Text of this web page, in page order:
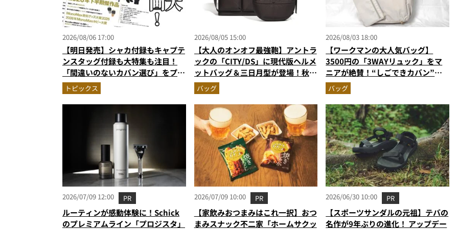
2026/08/06 17:00
【明日発売】シャカ付録もキャプテ
ンスタッグ付録も大特集も注目！
「間違いのないカバン選び」をプロ
がジャッジ・MonoMax9月号の目
次を公開
トピックス
2026/08/05 15:00
【大人のオンオフ最強鞄】アントラ
ックの「CITY/DS」に現代版ヘルメ
ットバッグ＆三日月型が登場！秋服
に絶対合う新色モールブラウンが傑
作
バッグ
2026/08/03 18:00
【ワークマンの大人気バッグ】
3500円の「3WAYリュック」をマ
ニアが絶賛！“しごできカバン”が
撥水防汚で評判以上に優秀だった
バッグ
2026/07/09 12:00 PR
ルーティンが感動体験に！Schick
のプレミアムライン「プロジスタ」
2026/07/09 10:00 PR
【家飲みおつまみはこれ一択】おつ
まみスナック不二家「ホームサクッ
2026/06/30 10:00 PR
【スポーツサンダルの元祖】テバの
名作が9年ぶりの進化！ アップデー